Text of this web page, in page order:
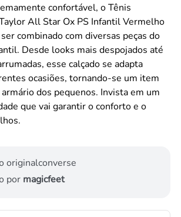
confortável, o Tênis
All Star Ox PS Infantil Vermelho
combinado com diversas peças do
Desde looks mais despojados até
esse calçado se adapta
ocasiões, tornando-se um item
dos pequenos. Invista em um
que vai garantir o conforto e o
originalconverse
por magicfeet